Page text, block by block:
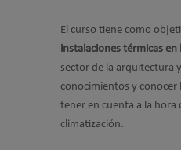
El curso tiene como
instalaciones térmicas en
sector de la arquitectura
conocimientos y conocer
tener en cuenta a la hora
climatización.